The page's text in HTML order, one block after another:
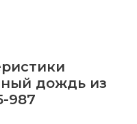
дождь из
987